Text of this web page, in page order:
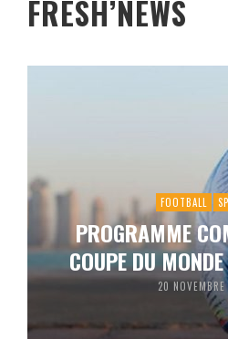
FRESH’NEWS
FOOTBALL
PROGRAMME
COUPE DU
20